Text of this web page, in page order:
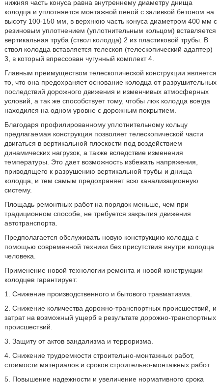
нижняя часть конуса равна внутреннему диаметру днища
колодца и уплотняется монтажной пеной с заливкой бетоном на
высоту 100-150 мм, в верхнюю часть конуса диаметром 400 мм с
резиновым уплотнением (уплотнительным кольцом) вставляется
вертикальная труба (ствол колодца) 2 из пластиковой трубы. В
ствол колодца вставляется телескоп (телескопический адаптер)
3, в который впрессован чугунный комплект 4.
Главным преимуществом телескопической конструкции является
то, что она предохраняет основание колодца от разрушительных
последствий дорожного движения и изменчивых атмосферных
условий, а так же способствует тому, чтобы люк колодца всегда
находился на одном уровне с дорожным покрытием.
Благодаря профилированному уплотнительному кольцу
предлагаемая конструкция позволяет телескопической части
двигаться в вертикальной плоскости под воздействием
динамических нагрузок, а также вследствие изменения
температуры. Это дает возможность избежать напряжения,
приводящего к разрушению вертикальной трубы и днища
колодца, и тем самым предохраняет всю канализационную
систему.
Площадь ремонтных работ на порядок меньше, чем при
традиционном способе, не требуется закрытия движения
автотранспорта.
Предполагается обслуживать новую конструкцию колодца с
помощью современной техники без присутствия внутри колодца
человека.
Применение новой технологии ремонта и новой конструкции
колодцев гарантирует:
1. Снижение производственного и бытового травматизма.
2. Снижение количества дорожно-транспортных происшествий, и
затрат на возможный ущерб в результате дорожно-транспортных
происшествий.
3. Защиту от актов вандализма и терроризма.
4. Снижение трудоемкости строительно-монтажных работ,
стоимости материалов и сроков строительно-монтажных работ.
5. Повышение надежности и увеличение нормативного срока